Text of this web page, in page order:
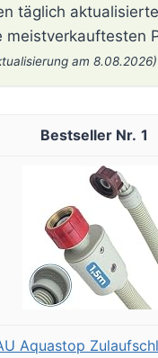
täglich
meistverkauftesten
am 8.08.2026)
1
Aquastop